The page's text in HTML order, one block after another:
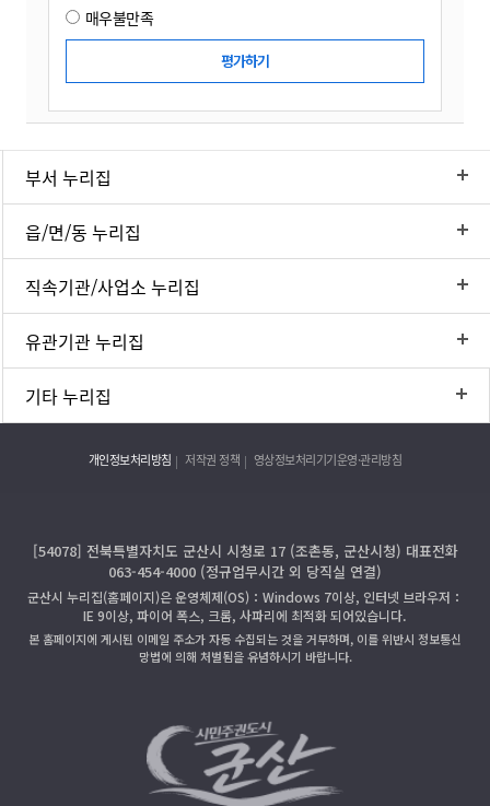
매우불만족
부서 누리집
읍/면/동 누리집
직속기관/사업소 누리집
유관기관 누리집
기타 누리집
개인정보처리방침 저작권 정책 영상정보처리기기운영·관리방침
[54078] 전북특별자치도 군산시 시청로 17 (조촌동, 군산시청) 대표전화
063-454-4000 (정규업무시간 외 당직실 연결)
군산시 누리집(홈페이지)은 운영체제(OS)：Windows 7이상, 인터넷 브라우저：
IE 9이상, 파이어 폭스, 크롬, 사파리에 최적화 되어있습니다.
본 홈페이지에 게시된 이메일 주소가 자동 수집되는 것을 거부하며, 이를 위반시 정보통신
망법에 의해 처벌됨을 유념하시기 바랍니다.